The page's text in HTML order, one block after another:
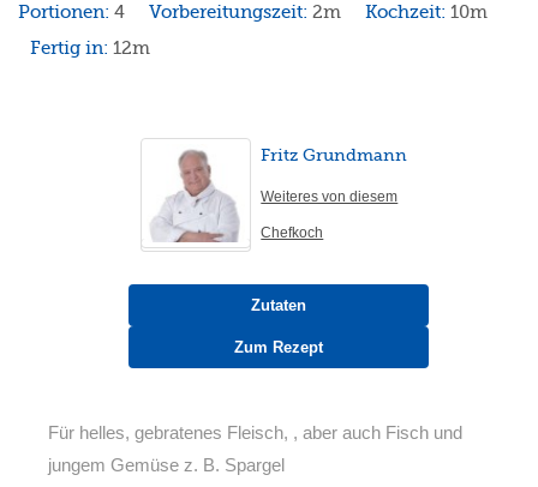
Portionen:4 Vorbereitungszeit:2m Kochzeit:10m
Fertig in:12m
Fritz Grundmann
Weiteres von diesem
Chefkoch
Zutaten
Zum Rezept
Für helles, gebratenes Fleisch, , aber auch Fisch und
jungem Gemüse z. B. Spargel